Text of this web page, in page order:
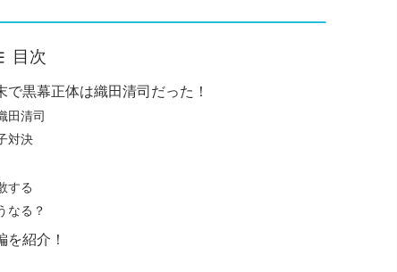
目次
黒幕正体は織田清司だった！
田清司
対決
する
なる？
紹介！